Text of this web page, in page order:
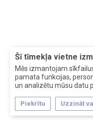
Šī tīmekļa vietne
Mēs izmantojam
pamata funkcijas,
un analizētu mūsu datu
Piekrītu Uzzināt